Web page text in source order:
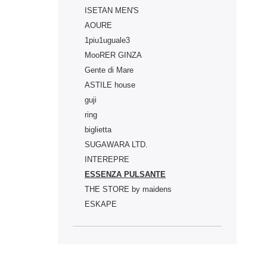
ISETAN MEN'S
AOURE
1piu1uguale3
MooRER GINZA
Gente di Mare
ASTILE house
guji
ring
biglietta
SUGAWARA LTD.
INTEREPRE
ESSENZA PULSANTE
THE STORE by maidens
ESKAPE